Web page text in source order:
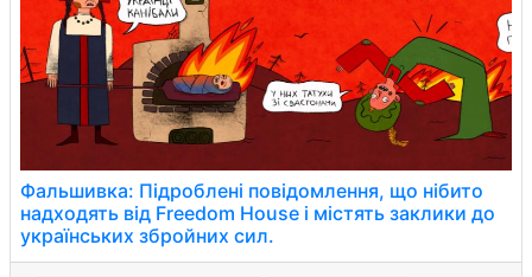
Фальшивка: Підроблені повідомлення, що нібито
надходять від Freedom House і містять заклики до
українських збройних сил.